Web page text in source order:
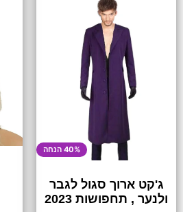
40% הנחה
ג'קט ארוך סגול לגבר
ולנער , תחפושות 2023